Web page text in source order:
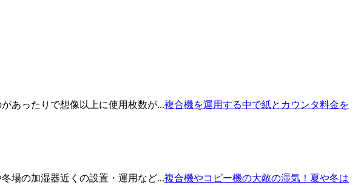
あったりで想像以上に使用枚数が...複合機を運用する中で紙とカウンタ料金を
場の加湿器近くの設置・運用など...複合機やコピー機の大敵の湿気！夏や冬は